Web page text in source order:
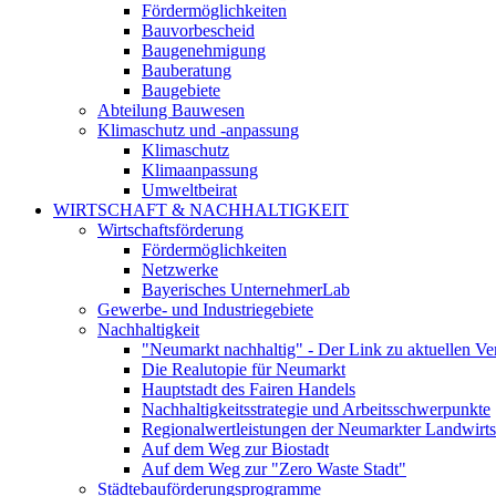
Fördermöglichkeiten
Bauvorbescheid
Baugenehmigung
Bauberatung
Baugebiete
Abteilung Bauwesen
Klimaschutz und -anpassung
Klimaschutz
Klimaanpassung
Umweltbeirat
WIRTSCHAFT & NACHHALTIGKEIT
Wirtschaftsförderung
Fördermöglichkeiten
Netzwerke
Bayerisches UnternehmerLab
Gewerbe- und Industriegebiete
Nachhaltigkeit
"Neumarkt nachhaltig" - Der Link zu aktuellen
Die Realutopie für Neumarkt
Hauptstadt des Fairen Handels
Nachhaltigkeitsstrategie und Arbeitsschwerpunkte
Regionalwertleistungen der Neumarkter
Auf dem Weg zur Biostadt
Auf dem Weg zur "Zero Waste Stadt"
Städtebauförderungsprogramme